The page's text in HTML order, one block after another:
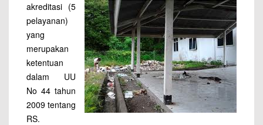
akreditasi (5
pelayanan)
yang
merupakan
ketentuan
dalam UU
No 44 tahun
2009 tentang
RS.